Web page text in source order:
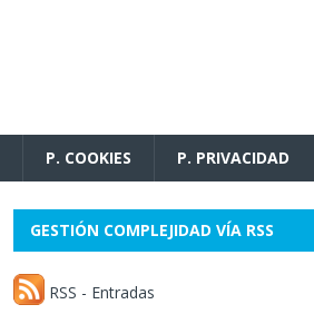
P. COOKIES P. PRIVACIDAD
GESTIÓN COMPLEJIDAD VÍA RSS
RSS - Entradas